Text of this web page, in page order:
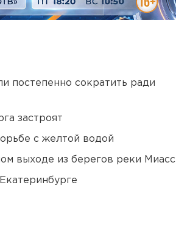
постепенно сократить ради
застроят
с желтой водой
выходе из берегов реки Миасс